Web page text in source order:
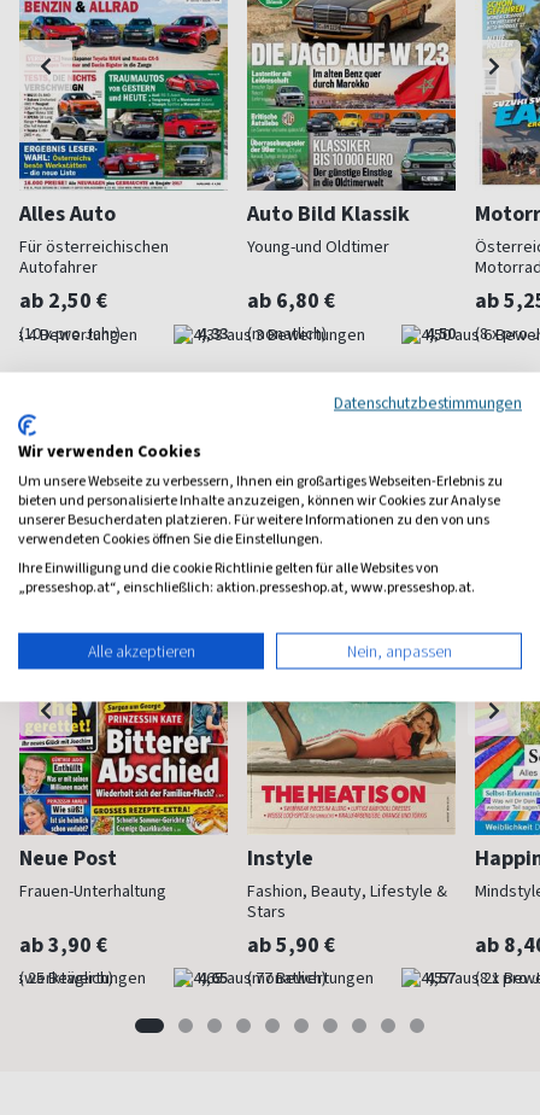
Alles Auto
Für österreichischen
Autofahrer
ab 2,50 €
(10 x pro Jahr) 4,33
Auto Bild Klassik
Young-und Oldtimer
ab 6,80 €
(monatlich) 4,50
ab
(8 x pro
Frauenzeitschriften
Neue Post
Frauen-Unterhaltung
ab 3,90 €
(werktäglich) 4,65
Instyle
Fashion, Beauty, Lifestyle &
Stars
ab 5,90 €
(monatlich) 4,57
ab
(8 x pro
Datenschutzbestimmungen
Wir verwenden Cookies
Um unsere Webseite zu verbessern, Ihnen ein großartiges Webseiten-Erlebnis zu
bieten und personalisierte Inhalte anzuzeigen, können wir Cookies zur Analyse
unserer Besucherdaten platzieren. Für weitere Informationen zu den von uns
verwendeten Cookies öffnen Sie die Einstellungen.
Ihre Einwilligung und die cookie Richtlinie gelten für alle Websites von
„presseshop.at“, einschließlich: aktion.presseshop.at, www.presseshop.at.
Alle akzeptieren Nein, anpassen